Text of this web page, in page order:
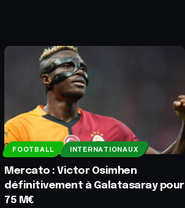
FOOTBALL INTERNATIONAUX
Mercato : Victor Osimhen
définitivement à Galatasaray pour
75 M€